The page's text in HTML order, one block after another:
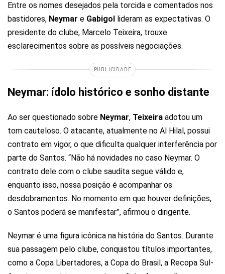
Entre os nomes desejados pela torcida e comentados nos
bastidores, Neymar e Gabigol
lideram as expectativas. O
presidente do clube, Marcelo Teixeira, trouxe
esclarecimentos sobre as possíveis negociações.
PUBLICIDADE
Neymar: ídolo histórico e sonho distante
Ao ser questionado sobre Neymar, Teixeira adotou um
tom cauteloso. O atacante, atualmente no Al Hilal, possui
contrato em vigor, o que dificulta qualquer interferência por
parte do Santos. “Não há novidades no caso Neymar. O
contrato dele com o clube saudita segue válido e,
enquanto isso, nossa posição é acompanhar os
desdobramentos. No momento em que houver definições,
o Santos poderá se manifestar”, afirmou o dirigente.
Neymar é uma figura icônica na história do Santos. Durante
sua passagem pelo clube, conquistou títulos importantes,
como a Copa Libertadores, a Copa do Brasil, a Recopa Sul-